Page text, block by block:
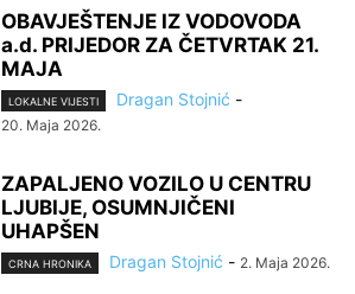
OBAVJEŠTENJE IZ VODOVODA
a.d. PRIJEDOR ZA ČETVRTAK 21.
MAJA
LOKALNE VIJESTI Dragan Stojnić -
20. Maja 2026.
ZAPALJENO VOZILO U CENTRU
LJUBIJE, OSUMNJIČENI
UHAPŠEN
CRNA HRONIKA Dragan Stojnić - 2. Maja 2026.